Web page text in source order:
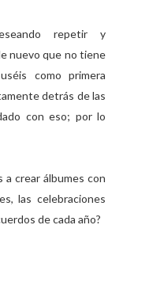
repetir y
nuevo que no tiene
como primera
detrás de las
con eso; por lo
a crear álbumes con
las celebraciones
de cada año?